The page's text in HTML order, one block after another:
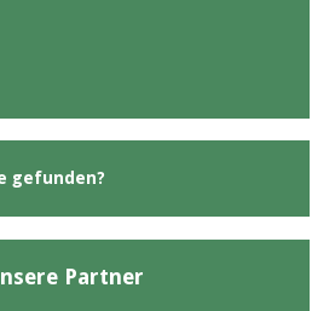
gefunden?
Partner